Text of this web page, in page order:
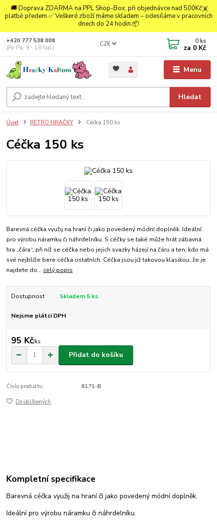
🚚 Doprava ZDARMA na PPL Shop-Box, při objednávce nad 500Kč a
platbě předem.✅ Veškeré zboží máme skladem – odesíláme v pracovních
dnech do 24 hodin.📦
Menu
CZK
Hledat
+420 777 538 008
(Po-Pá, 9 - 18 hod.)
0 ks
za 0 Kč
Úvod RETRO HRAČKY Céčka 150 ks
Céčka 150 ks
Barevná céčka využij na hraní či jako povedený módní doplněk. Ideální
pro výrobu náramku či náhrdelníku. S céčky se také může hrát zábavná
hra „čára“, při níž se céčka nebo jejich svazky házejí na čáru a ten, kdo má
své nejblíže bere céčka ostatních. Céčka jsou již takovou klasikou, že je
najdete do... celý popis
Dostupnost Skladem 5 ks
Nejsme plátci DPH
95 Kč/ks
Přidat do košíku
Číslo produktu: 8171-B
Do oblíbených
Kompletní specifikace
Barevná céčka využij na hraní či jako povedený módní doplněk.
Ideální pro výrobu náramku či náhrdelníku.